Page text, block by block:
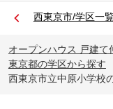
西東京市/学区一
オープンハウス 戸建て
東京都の学区から探す
西東京市立中原小学校